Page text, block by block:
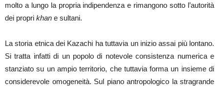
molto a lungo la propria indipendenza e rimangono sotto l’autorità
dei propri khan e sultani.
La storia etnica dei Kazachi ha tuttavia un inizio assai più lontano.
Si tratta infatti di un popolo di notevole consistenza numerica e
stanziato su un ampio territorio, che tuttavia forma un insieme di
considerevole omogeneità. Sul piano antropologico la stragrande